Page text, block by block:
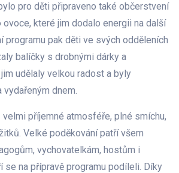
pro děti připraveno také občerstvení
které jim dodalo energii na další
programu pak děti ve svých odděleních
balíčky s drobnými dárky a
udělaly velkou radost a byly
dnem.
příjemné atmosféře, plné smíchu,
Velké poděkování patří všem
vychovatelkám, hostům i
se na přípravě programu podíleli. Díky